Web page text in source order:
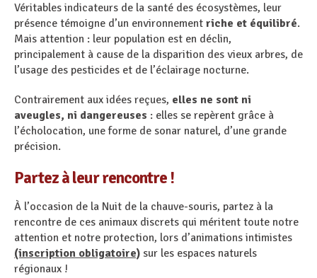
Véritables indicateurs de la santé des écosystèmes, leur
présence témoigne d’un environnement riche et équilibré.
Mais attention : leur population est en déclin,
principalement à cause de la disparition des vieux arbres, de
l’usage des pesticides et de l’éclairage nocturne.
Contrairement aux idées reçues, elles ne sont ni
aveugles, ni dangereuses : elles se repèrent grâce à
l’écholocation, une forme de sonar naturel, d’une grande
précision.
Partez à leur rencontre !
À l’occasion de la Nuit de la chauve-souris, partez à la
rencontre de ces animaux discrets qui méritent toute notre
attention et notre protection, lors d’animations intimistes
(inscription obligatoire) sur les espaces naturels
régionaux !